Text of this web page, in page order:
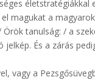
életstratégiákkal
magukat a
tanulság: / a
És a zárás
vagy a